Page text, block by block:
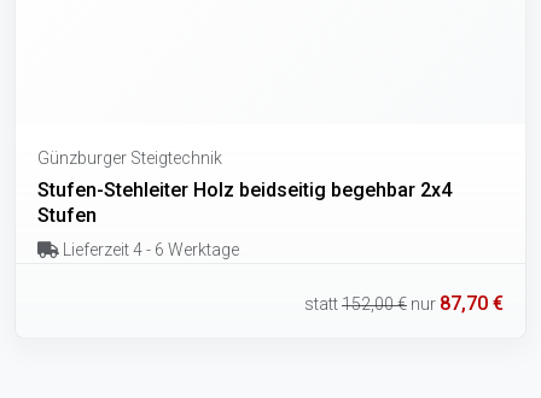
Günzburger Steigtechnik
Stufen-Stehleiter Holz beidseitig begehbar 2x4
Stufen
Lieferzeit 4 - 6 Werktage
statt152,00 € nur 87,70 €